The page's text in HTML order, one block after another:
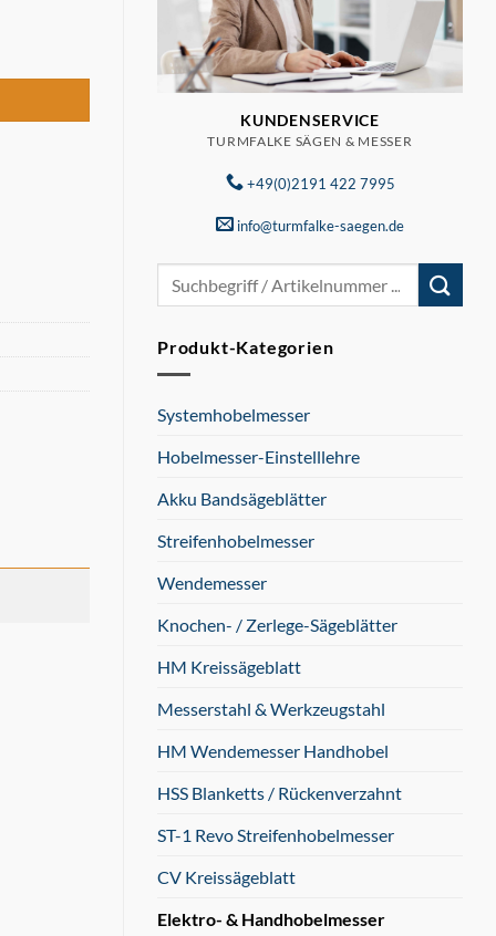
KUNDENSERVICE
TURMFALKE SÄGEN & MESSER
+49(0)2191 422 7995
info@turmfalke-saegen.de
Suchen
nach:
Produkt-Kategorien
Systemhobelmesser
Hobelmesser-Einstelllehre
Akku Bandsägeblätter
Streifenhobelmesser
Wendemesser
Knochen- / Zerlege-Sägeblätter
HM Kreissägeblatt
Messerstahl & Werkzeugstahl
HM Wendemesser Handhobel
HSS Blanketts / Rückenverzahnt
ST-1 Revo Streifenhobelmesser
CV Kreissägeblatt
Elektro- & Handhobelmesser